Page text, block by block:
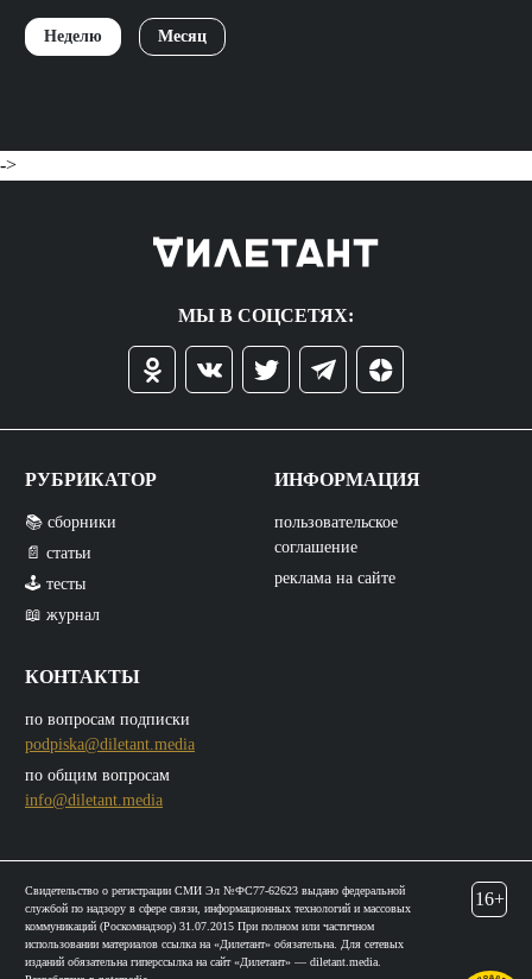
Неделю Месяц
->
МЫ В СОЦСЕТЯХ:
РУБРИКАТОР
📚 сборники
📄 статьи
🕹️ тесты
📖 журнал
КОНТАКТЫ
по вопросам подписки
podpiska@diletant.media
по общим вопросам
info@diletant.media
ИНФОРМАЦИЯ
пользовательское
соглашение
реклама на сайте
Свидетельство о регистрации СМИ Эл №ФС77-62623 выдано федеральной
службой по надзору в сфере связи, информационных технологий и массовых
коммуникаций (Роскомнадзор) 31.07.2015 При полном или частичном
использовании материалов ссылка на «Дилетант» обязательна. Для сетевых
изданий обязательна гиперссылка на сайт «Дилетант» — diletant.media.
16+